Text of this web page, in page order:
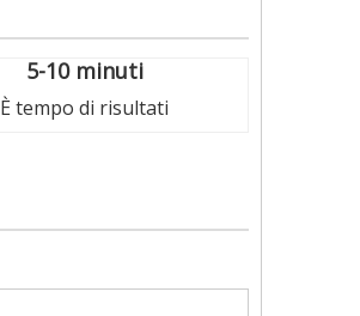
5-10 minuti
È tempo di risultati